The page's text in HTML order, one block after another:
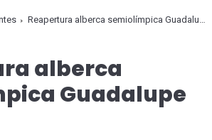
Reapertura alberca semiolímpica Guadalupe Rivas
alberca
Guadalupe